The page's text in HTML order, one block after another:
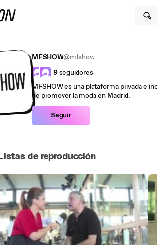
MFSHOW@mfshow
9seguidores
MFSHOW es una plataforma privada e
de promover la moda en Madrid.
Seguir
Listas de reproducción